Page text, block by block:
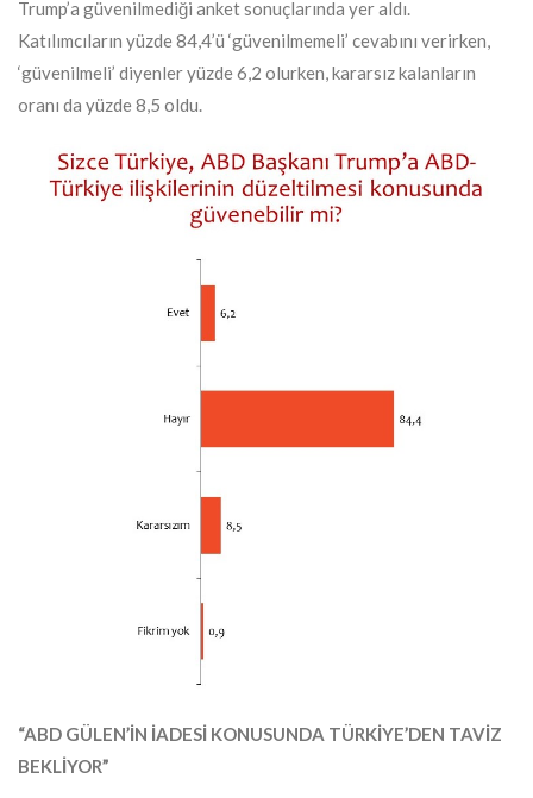
Trump’a güvenilmediği anket sonuçlarında yer aldı.
Katılımcıların yüzde 84,4’ü ‘güvenilmemeli’ cevabını verirken,
‘güvenilmeli’ diyenler yüzde 6,2 olurken, kararsız kalanların
oranı da yüzde 8,5 oldu.
“ABD GÜLEN’İN İADESİ KONUSUNDA TÜRKİYE’DEN TAVİZ
BEKLİYOR”